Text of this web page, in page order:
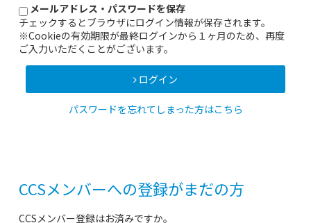
メールアドレス・パスワードを保存
チェックするとブラウザにログイン情報が保存されます。
※Cookieの有効期限が最終ログインから１ヶ月のため、再度
ご入力いただくことがございます。
ログイン
パスワードを忘れてしまった方はこちら
CCSメンバーへの登録がまだの方
CCSメンバー登録はお済みですか。